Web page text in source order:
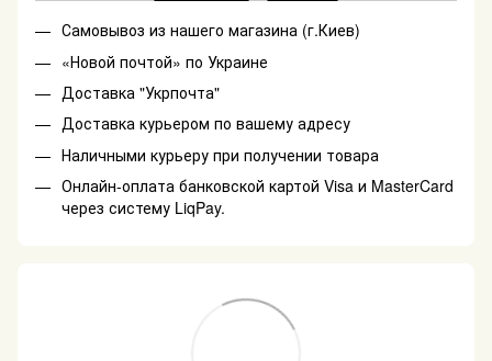
Самовывоз из нашего магазина (г.Киев)
«Новой почтой» по Украине
Доставка "Укрпочта"
Доставка курьером по вашему адресу
Наличными курьеру при получении товара
Онлайн-оплата банковской картой Visa и MasterCard
через систему LiqPay.